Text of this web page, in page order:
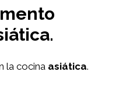
la cocina asiática.